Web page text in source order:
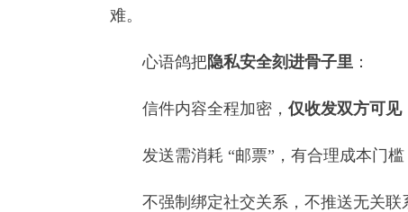
难。
心语鸽把隐私安全刻进骨子里 ：
信件内容全程加密， 仅收发双方可见
发送需消耗 “邮票”，有合理成本门槛
不强制绑定社交关系，不推送无关联